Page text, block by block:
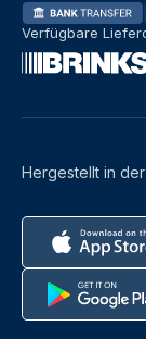
Hergestellt in
Verfügbare